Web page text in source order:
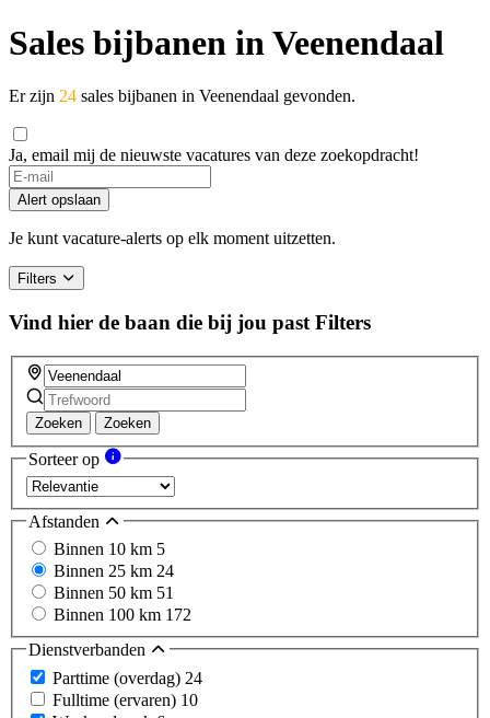
Sales bijbanen in Veenendaal
Er zijn 24 sales bijbanen in Veenendaal gevonden.
Ja, email mij de nieuwste vacatures van deze zoekopdracht!
Alert opslaan
Je kunt vacature-alerts op elk moment uitzetten.
Filters
Vind hier de baan die bij jou past Filters
Zoeken Zoeken
Sorteer op
Afstanden
Binnen 10 km 5
Binnen 25 km 24
Binnen 50 km 51
Binnen 100 km 172
Dienstverbanden
Parttime (overdag) 24
Fulltime (ervaren) 10